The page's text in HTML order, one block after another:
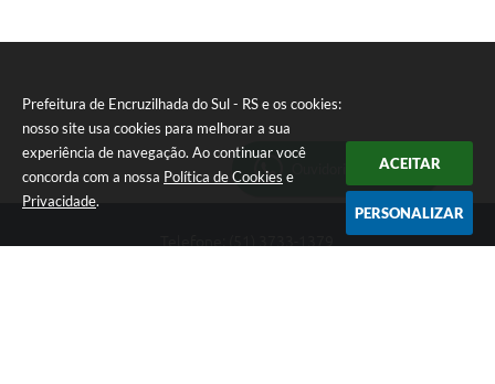
Prefeitura de Encruzilhada do Sul - RS e os cookies:
nosso site usa cookies para melhorar a sua
experiência de navegação. Ao continuar você
concorda com a nossa Política de Cookies e
Privacidade.
ACEITAR
PERSONALIZAR
Ouvidoria Municipal